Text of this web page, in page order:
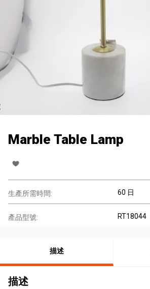
Marble Table Lamp
生產所需時間: 60 日
產品型號: RT18044
描述
描述